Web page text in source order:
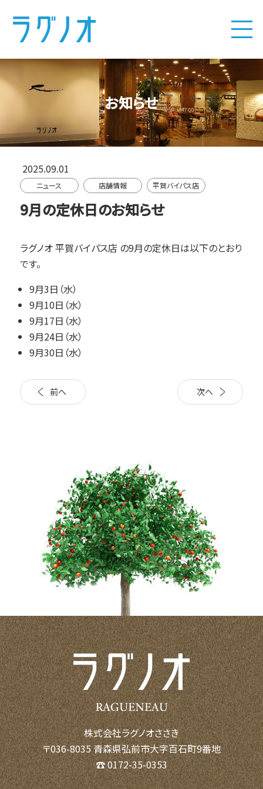
お知らせ
2025.09.01
ニュース 店舗情報 平賀バイパス店
9月の定休日のお知らせ
ラグノオ 平賀バイパス店 の9月の定休日は以下のとおり
です。
9月3日（水）
9月10日（水）
9月17日（水）
9月24日（水）
9月30日（水）
前へ 次へ
株式会社ラグノオささき
〒036-8035 青森県弘前市大字百石町9番地
☎ 0172-35-0353